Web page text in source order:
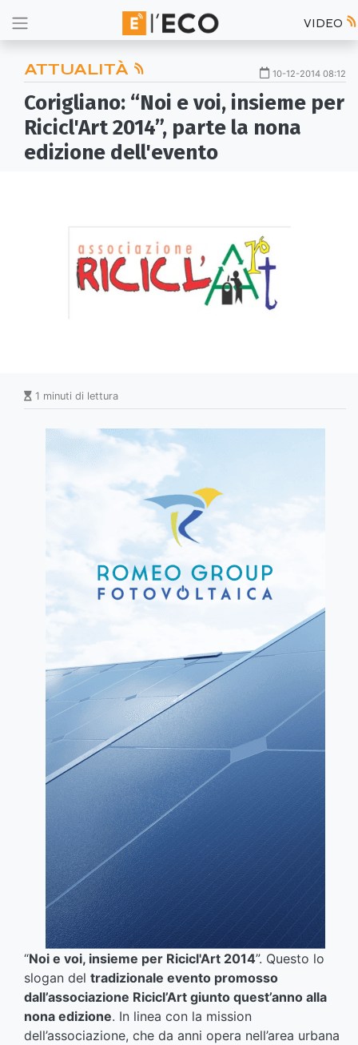
VIDEO
ATTUALITÀ 10-12-2014 08:12
Corigliano: “Noi e voi, insieme per
Ricicl'Art 2014”, parte la nona
edizione dell'evento
1 minuti di lettura
“Noi e voi, insieme per Ricicl'Art 2014”. Questo lo
slogan del tradizionale evento promosso
dall’associazione Ricicl’Art giunto quest’anno alla
nona edizione. In linea con la mission
dell’associazione, che da anni opera nell’area urbana